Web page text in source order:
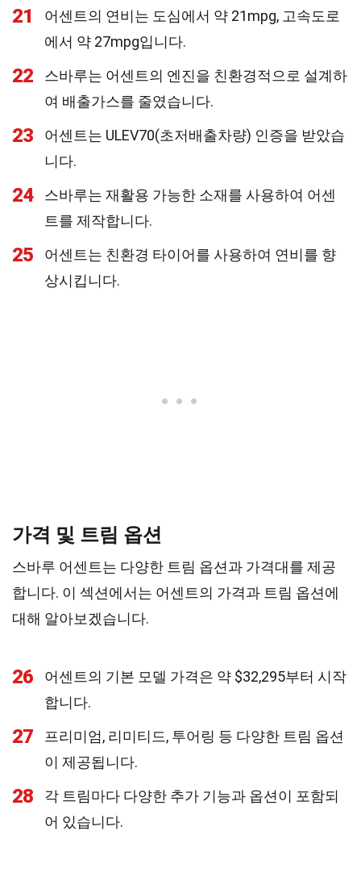
21
어센트의 연비는 도심에서 약 21mpg, 고속도로
에서 약 27mpg입니다.
22
스바루는 어센트의 엔진을 친환경적으로 설계하
여 배출가스를 줄였습니다.
23
어센트는 ULEV70(초저배출차량) 인증을 받았습
니다.
24
스바루는 재활용 가능한 소재를 사용하여 어센
트를 제작합니다.
25
어센트는 친환경 타이어를 사용하여 연비를 향
상시킵니다.
가격 및 트림 옵션
스바루 어센트는 다양한 트림 옵션과 가격대를 제공
합니다. 이 섹션에서는 어센트의 가격과 트림 옵션에
대해 알아보겠습니다.
26
어센트의 기본 모델 가격은 약 $32,295부터 시작
합니다.
27
프리미엄, 리미티드, 투어링 등 다양한 트림 옵션
이 제공됩니다.
28
각 트림마다 다양한 추가 기능과 옵션이 포함되
어 있습니다.